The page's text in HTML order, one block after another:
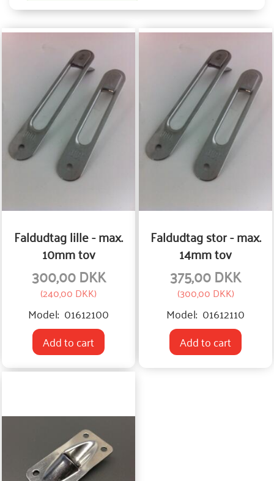
Faldudtag lille - max.
10mm tov
300,00 DKK
(240,00 DKK)
Model: 01612100
Add to cart
Faldudtag stor - max.
14mm tov
375,00 DKK
(300,00 DKK)
Model: 01612110
Add to cart